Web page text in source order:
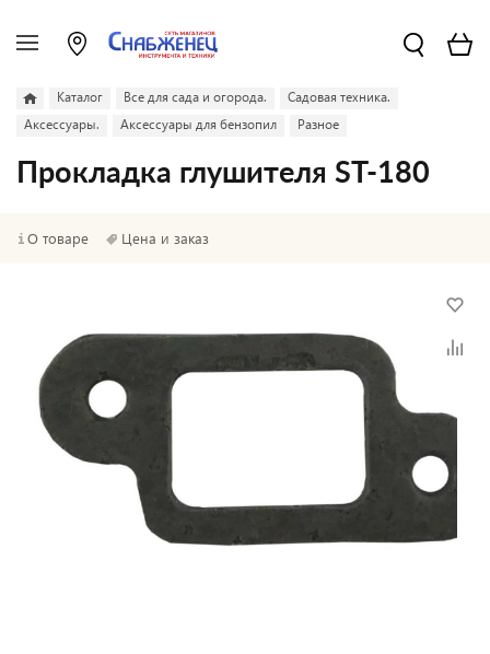
Каталог Все для сада и огорода.
Садовая техника.
Аксессуары.
Аксессуары для бензопил Разное
Прокладка глушителя ST-180
О товаре Цена и заказ